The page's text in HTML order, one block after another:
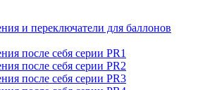
и переключатели для баллонов
после себя серии PR1
после себя серии PR2
после себя серии PR3